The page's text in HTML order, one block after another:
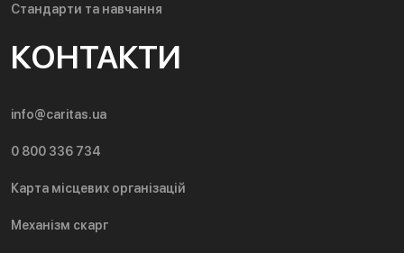
Стандарти та навчання
КОНТАКТИ
info@caritas.ua
0 800 336 734
Карта місцевих організацій
Механізм скарг